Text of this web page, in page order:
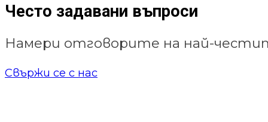
Често задавани въпроси
Намери отговорите на най-
Свържи се с нас